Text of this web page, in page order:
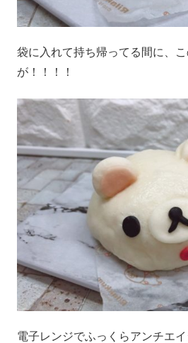
袋に入れて持ち帰ってる間に、
が！！！！
電子レンジでふっくらアンチエ